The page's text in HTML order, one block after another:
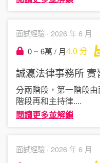
面試經驗 · 2026 年 6 月
0 ~ 6萬 / 月4.0 分
誠瀛法律事務所 實
分兩階段，第一階段
階段再和主持律....
閱讀更多並解鎖
面試經驗 · 2026 年 6 月